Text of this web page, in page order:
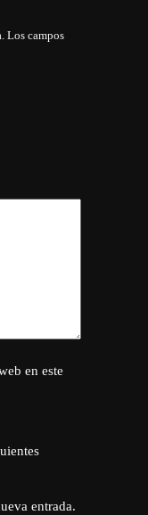
Los campos
en este
entrada.